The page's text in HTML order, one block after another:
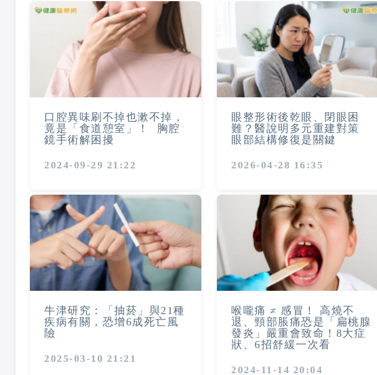
口腔異味刷不掉也漱不掉，
竟是「食道憩室」！ 胸腔
鏡手術解困擾
2024-09-29 21:22
眼整形術後乾眼、閉眼困
難？醫說明多元重建對策
眼部結構修復是關鍵
2026-04-28 16:35
牛津研究：「抽菸」與21種
疾病有關，恐增6成死亡風
險
2025-03-10 21:21
喉嚨痛 ≠ 感冒！ 高燒不
退、頸部脹痛恐是「扁桃腺
發炎」嚴重會致命！8大症
狀、6招舒緩一次看
2024-11-14 20:04